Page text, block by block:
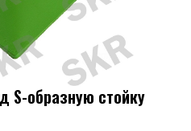
S-образную стойку